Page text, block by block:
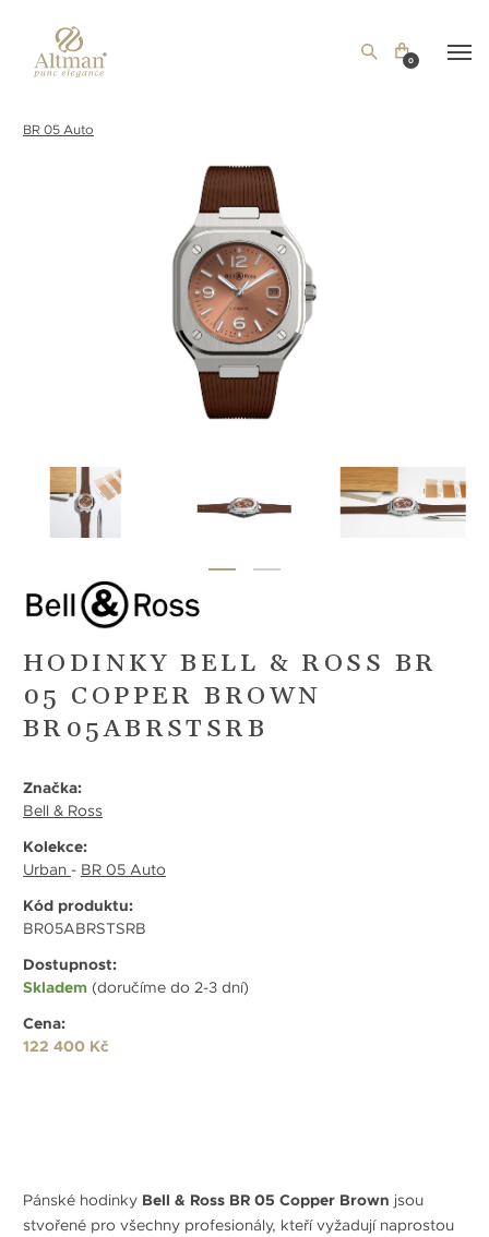
0
BR 05 Auto
HODINKY BELL & ROSS BR
05 COPPER BROWN
BR05ABRSTSRB
Značka:
Bell & Ross
Kolekce:
Urban - BR 05 Auto
Kód produktu:
BR05ABRSTSRB
Dostupnost:
Skladem (doručíme do 2-3 dní)
Cena:
122 400 Kč
Pánské hodinky Bell & Ross BR 05 Copper Brown jsou
stvořené pro všechny profesionály, kteří vyžadují naprostou